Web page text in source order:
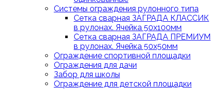
Системы ограждения рулонного типа
Сетка сварная ЗАГРАДА КЛАССИК
в рулонах. Ячейка 50х100мм
Сетка сварная ЗАГРАДА ПРЕМИУМ
в рулонах. Ячейка 50х50мм
Ограждение спортивной площадки
Ограждения для дачи
Забор для школы
Ограждение для детской площадки